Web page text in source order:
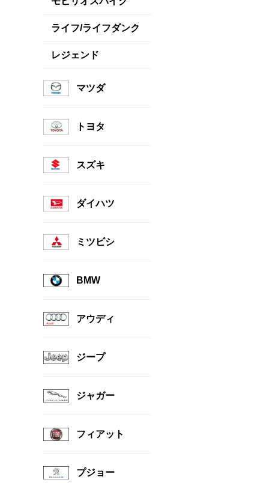
ライフ/ライフダンク
レジェンド
マツダ
トヨタ
スズキ
ダイハツ
ミツビシ
BMW
アウディ
ジープ
ジャガー
フィアット
プジョー